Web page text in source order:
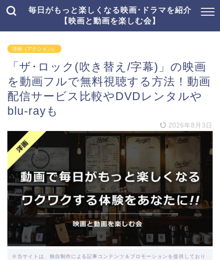
毎日がもっと楽しくなる映画･ドラマを紹介
【映画と動画を楽しむ会】
洋画（アクション）
「ザ･ロック(吹き替え/字幕)」の映画
を動画フルで無料視聴する方法！動画
配信サービス比較やDVDレンタルや
blu-rayも
2026年8月3日
※当サイトは、独自制作による記事コンテンツ＆プロモーションを提供しており